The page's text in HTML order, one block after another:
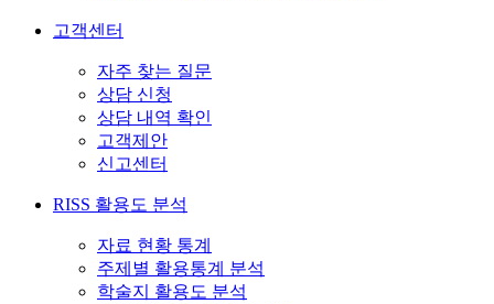
고객센터
자주 찾는 질문
상담 신청
상담 내역 확인
고객제안
신고센터
RISS 활용도 분석
자료 현황 통계
주제별 활용통계 분석
학술지 활용도 분석